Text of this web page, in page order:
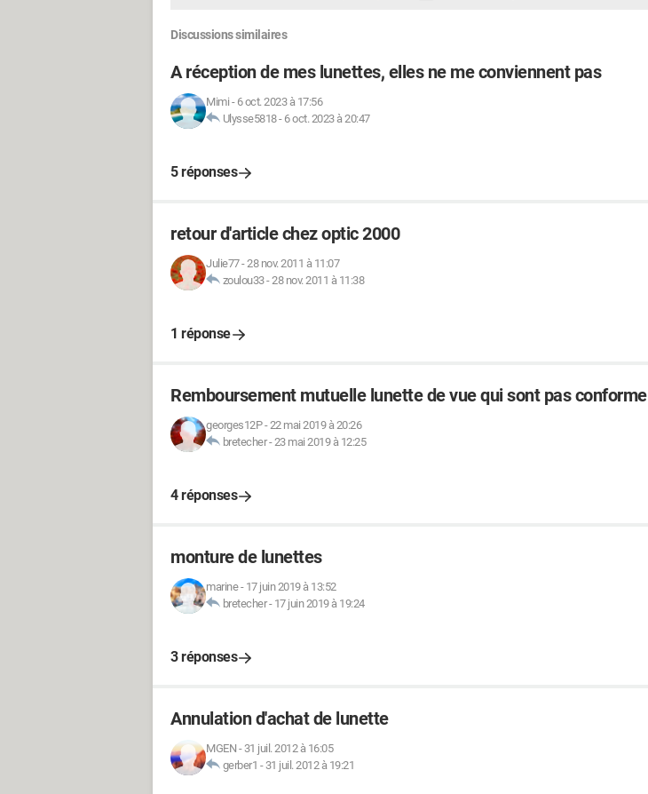
Discussions similaires
A réception de mes lunettes, elles ne me conviennent pas
Mimi - 6 oct. 2023 à 17:56
Ulysse5818- 6 oct. 2023 à 20:47
5 réponses
retour d'article chez optic 2000
Julie77-28 nov. 2011 à 11:07
zoulou33-28 nov. 2011 à 11:38
1 réponse
Remboursement mutuelle lunette de vue qui sont pas conforme
georges12P-22 mai 2019 à 20:26
bretecher-23 mai 2019 à 12:25
4 réponses
monture de lunettes
marine- 17 juin 2019 à 13:52
bretecher- 17 juin 2019 à 19:24
3 réponses
Annulation d'achat de lunette
MGEN - 31 juil. 2012 à 16:05
gerber1 - 31 juil. 2012 à 19:21